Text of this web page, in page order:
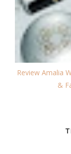
Review Amalia
&